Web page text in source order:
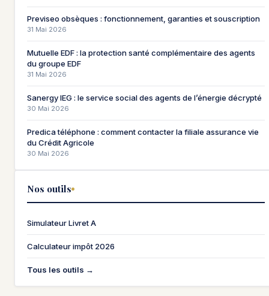
Previseo obsèques : fonctionnement, garanties et souscription
31 Mai 2026
Mutuelle EDF : la protection santé complémentaire des agents
du groupe EDF
31 Mai 2026
Sanergy IEG : le service social des agents de l’énergie décrypté
30 Mai 2026
Predica téléphone : comment contacter la filiale assurance vie
du Crédit Agricole
30 Mai 2026
Nos outils
Simulateur Livret A
Calculateur impôt 2026
Tous les outils →